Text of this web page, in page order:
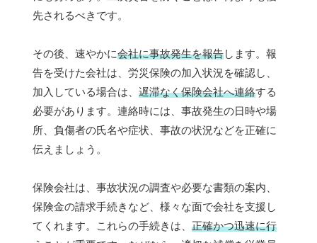
先されるべきです。
その後、速やかに会社に事故発生を報告します。報
告を受けた会社は、労災保険の加入状況を確認し、
加入している場合は、 遅滞なく保険会社へ連絡する
必要があります。連絡時には、事故発生の日時や場
所、負傷者の氏名や症状、事故の状況などを正確に
伝えましょう。
保険会社は、事故状況の調査や必要な書類の案内、
保険金の請求手続きなど、様々な面で会社を支援し
てくれます。これらの手続きは、 正確かつ迅速に行